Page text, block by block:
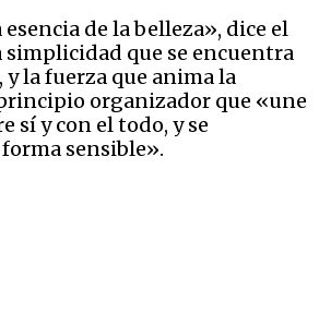
de la belleza», dice el
simplicidad que se encuentra
la fuerza que anima la
organizador que «une
sí y con el todo, y se
sensible».